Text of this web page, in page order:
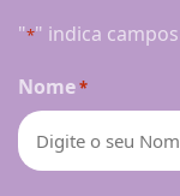
"*" indica
Nome*